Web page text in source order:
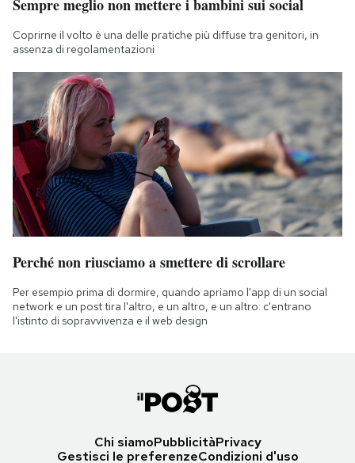
Sempre meglio non mettere i bambini sui social
Coprirne il volto è una delle pratiche più diffuse tra genitori, in
assenza di regolamentazioni
Perché non riusciamo a smettere di scrollare
Per esempio prima di dormire, quando apriamo l'app di un social
network e un post tira l'altro, e un altro, e un altro: c'entrano
l'istinto di sopravvivenza e il web design
Chi siamoPubblicitàPrivacy
Gestisci le preferenzeCondizioni d'uso